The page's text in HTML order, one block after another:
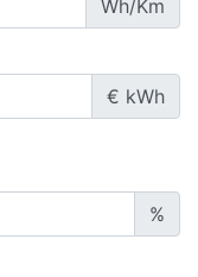
Wh/Km
€ kWh
%